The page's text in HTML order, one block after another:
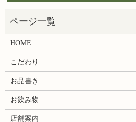
HOME
こだわり
お品書き
お飲み物
店舗案内